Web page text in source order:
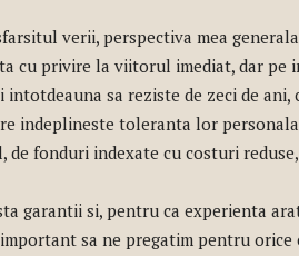
verii, perspectiva mea
cu privire la viitorul imediat, dar pe
intotdeauna sa reziste de zeci de
indeplineste toleranta lor
de fonduri indexate cu costuri
garantii si, pentru ca experienta
important sa ne pregatim pentru